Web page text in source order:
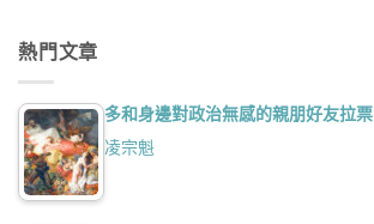
熱門文章
多和身邊對政治無感的親朋好友拉票
凌宗魁